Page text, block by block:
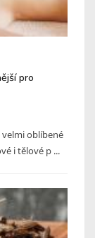
pro
oblíbené
i tělové p ...